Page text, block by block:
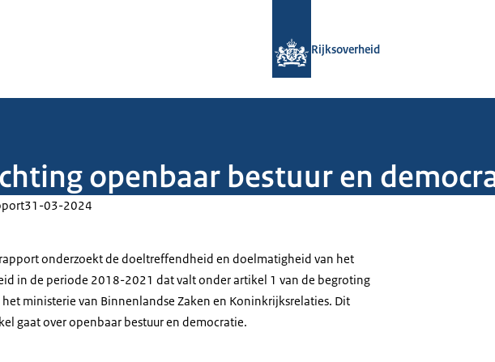
Rijksoverheid
openbaar bestuur en
31-03-2024
onderzoekt de doeltreffendheid en doelmatigheid van het
in de periode 2018-2021 dat valt onder artikel 1 van de begroting
het ministerie van Binnenlandse Zaken en Koninkrijksrelaties. Dit
gaat over openbaar bestuur en democratie.